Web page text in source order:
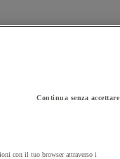
Continua senza accettare
con il tuo browser attraverso i